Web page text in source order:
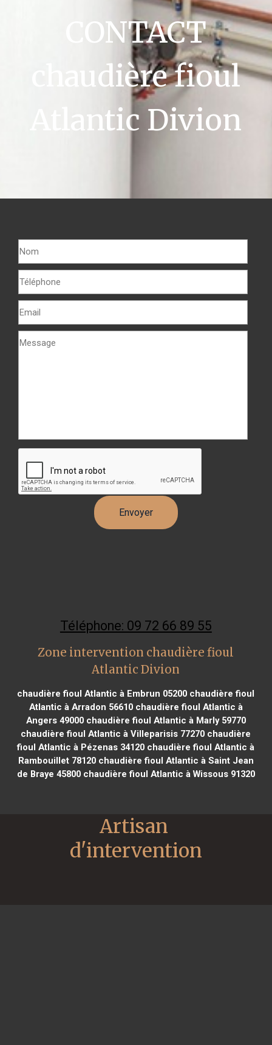
CONTACT
chaudière fioul
Atlantic Divion
Téléphone: 09 72 66 89 55
Zone intervention chaudière fioul
Atlantic Divion
chaudière fioul Atlantic à Embrun 05200 chaudière fioul
Atlantic à Arradon 56610chaudière fioul Atlantic à
Angers 49000chaudière fioul Atlantic à Marly 59770
chaudière fioul Atlantic à Villeparisis 77270 chaudière
fioul Atlantic à Pézenas 34120 chaudière fioul Atlantic à
Rambouillet 78120chaudière fioul Atlantic à Saint Jean
de Braye 45800chaudière fioul Atlantic à Wissous 91320
Artisan
d'intervention